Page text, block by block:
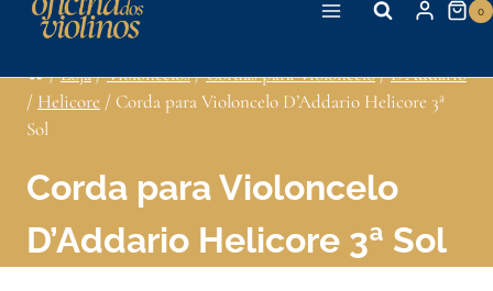
0
/Loja/Violoncelos/Cordas para Violoncelo/D'Addario
/ Helicore / Corda para Violoncelo D’Addario Helicore 3ª
Sol
Corda para Violoncelo
D’Addario Helicore 3ª Sol